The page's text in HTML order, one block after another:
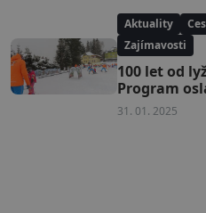
Aktuality
Zajímavosti
100 let od
Program
31. 01. 2025